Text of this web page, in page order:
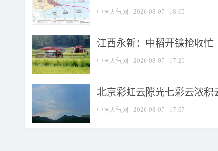
中国天气网 2026-08-07 18:05
江西永新：中稻开镰抢收忙
中国天气网 2026-08-07 17:26
北京彩虹云隙光七彩云浓积
中国天气网 2026-08-07 17:07